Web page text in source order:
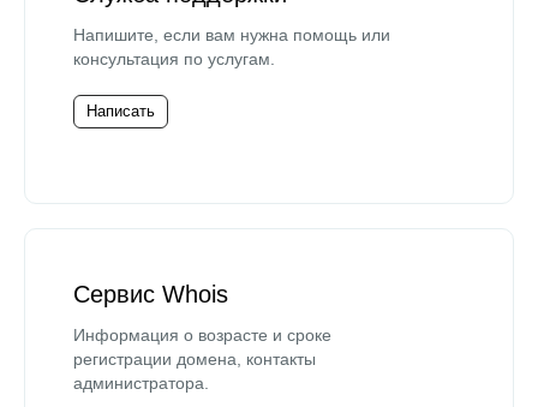
Напишите, если вам нужна помощь или
консультация по услугам.
Написать
Сервис Whois
Информация о возрасте и сроке
регистрации домена, контакты
администратора.